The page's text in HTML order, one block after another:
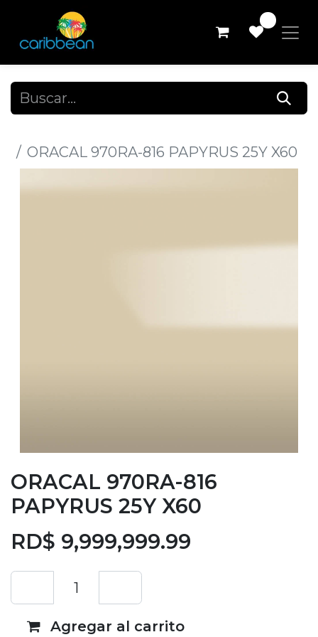
ORACAL 970RA-816 PAPYRUS 25Y X60
ORACAL 970RA-816
PAPYRUS 25Y X60
RD$ 9,999,999.99
Agregar al carrito